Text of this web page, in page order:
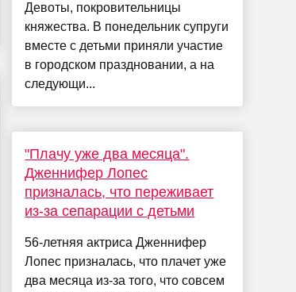
Девоты, покровительницы
княжества. В понедельник супруги
вместе с детьми приняли участие
в городском праздновании, а на
следующи...
"Плачу уже два месяца".
Дженнифер Лопес
призналась, что переживает
из-за сепарации с детьми
56-летняя актриса Дженнифер
Лопес призналась, что плачет уже
два месяца из-за того, что совсем